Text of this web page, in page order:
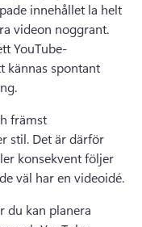
innehållet la helt
YouTube-
kännas spontant
främst
stil. Det är därför
konsekvent följer
väl har en videoidé.
du kan planera